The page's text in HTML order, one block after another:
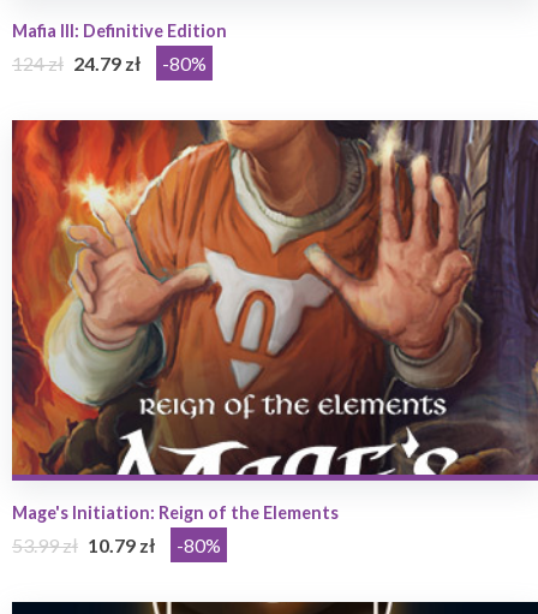
Mafia III: Definitive Edition
124 zł 24.79 zł -80%
Mage's Initiation: Reign of the Elements
53.99 zł 10.79 zł -80%